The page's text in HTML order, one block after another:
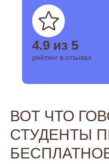
4.9 из 5
рейтинг в отзывах
ВОТ ЧТО
СТУДЕНТЫ